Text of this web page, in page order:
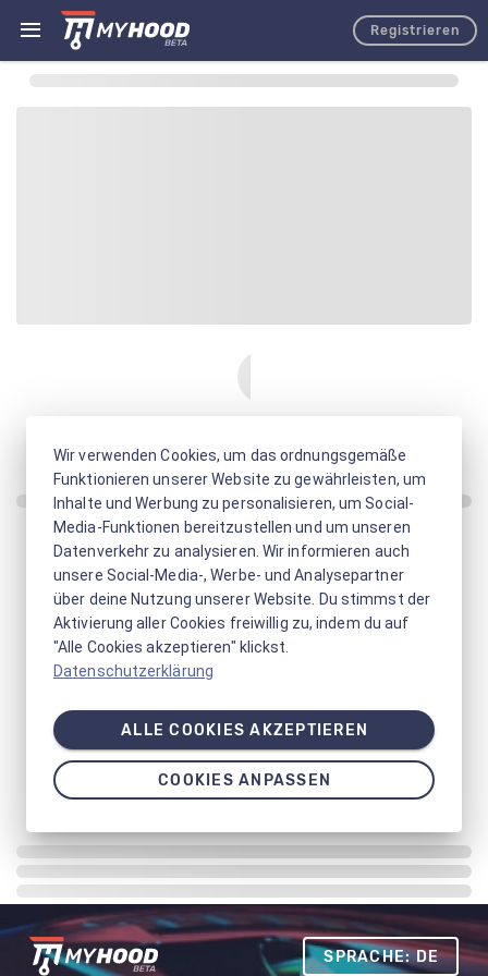
Registrieren
SPRACHE: DE
Wir verwenden Cookies, um das ordnungsgemäße
Funktionieren unserer Website zu gewährleisten, um
Inhalte und Werbung zu personalisieren, um Social-
Media-Funktionen bereitzustellen und um unseren
Datenverkehr zu analysieren. Wir informieren auch
unsere Social-Media-, Werbe- und Analysepartner
über deine Nutzung unserer Website. Du stimmst der
Aktivierung aller Cookies freiwillig zu, indem du auf
"Alle Cookies akzeptieren" klickst.
Datenschutzerklärung
ALLE COOKIES AKZEPTIEREN
COOKIES ANPASSEN